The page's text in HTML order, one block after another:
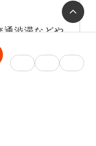
渋滞などや
関を利用し
差額はお客様